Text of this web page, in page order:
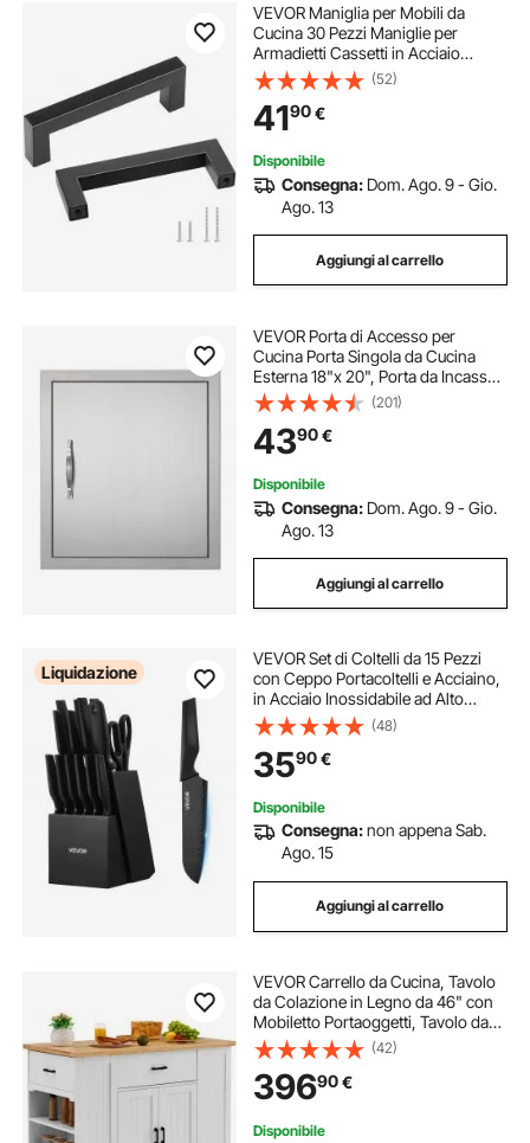
VEVOR Maniglia per Mobili da
Cucina 30 Pezzi Maniglie per
Armadietti Cassetti in Acciaio
Inossidabile Distanza Fori Centrali
96 mm, Maniglie Quadrate
Moderne per Cassetti da Cucina
Bagno, Nero Opaco
(52)
4190€
Disponibile
Consegna: Dom. Ago. 9 - Gio.
Ago. 13
Aggiungi al carrello
VEVOR Porta di Accesso per
Cucina Porta Singola da Cucina
Esterna 18"x 20", Porta da Incasso
in Acciaio Inox, Montaggio a
Incasso per Isola BBQ, Stazione per
Grigliate, Mobile da Esterno
(201)
4390€
Disponibile
Consegna: Dom. Ago. 9 - Gio.
Ago. 13
Aggiungi al carrello
Liquidazione
VEVOR Set di Coltelli da 15 Pezzi
con Ceppo Portacoltelli e Acciaino,
in Acciaio Inossidabile ad Alto
Tenore di Carbonio, Coltello da
Cucina con Impugnatura
Ergonomica in PP, per Cuochi
Amatoriali
(48)
3590€
Disponibile
Consegna:non appena Sab.
Ago. 15
Aggiungi al carrello
VEVOR Carrello da Cucina, Tavolo
da Colazione in Legno da 46" con
Mobiletto Portaoggetti, Tavolo da
Cucina Stile Fattoria con Ripiano
Regolabile, Cassetto, per Sala da
Pranzo, Soggiorno, Bianco
(42)
39690€
Disponibile